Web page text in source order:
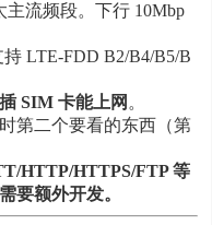
主流频段。下行 10Mbp
LTE-FDD B2/B4/B5/B
SIM 卡能上网 。
第二个要看的东西（第
HTTP/HTTPS/FTP 等
要额外开发。